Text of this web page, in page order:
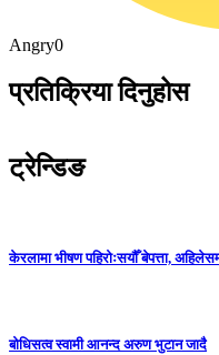
Angry0
प्रतिक्रिया दिनुहोस
ट्रेन्डिङ
केरलामा भीषण पहिरोःसयौँ बेपत्ता,
बोधिसत्व स्वामी आनन्द अरुण भुटान जादै